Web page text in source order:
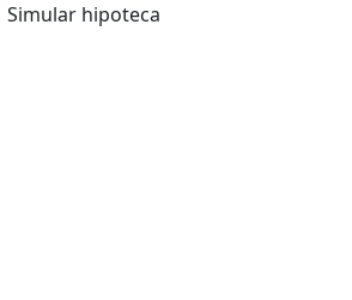
Simular hipoteca